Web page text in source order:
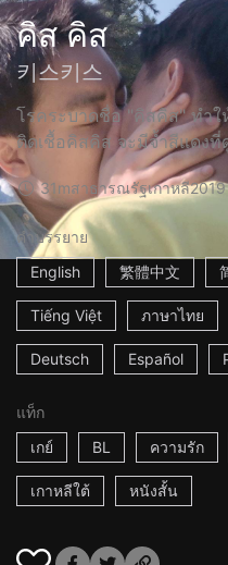
คิส คิส
키스키스
โรคระบาดชื่อ "คิสคิส" ทำ
ติดเชื้อคิสคิส จะมีจ้ำสีแดงที่
31mสาธารณรัฐเกาหลี2019
คำบรรยาย
English
繁體中文
Tiếng Việt ภาษาไทย
Deutsch Español
แท็ก
เกย์
BL ความรัก
เกาหลีใต้ หนังสั้น